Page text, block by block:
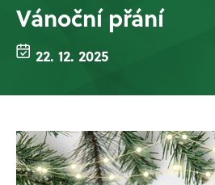
Vánoční přání
22. 12. 2025